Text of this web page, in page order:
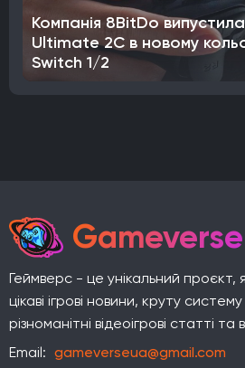
Компанія 8BitDo
Ultimate 2C в новому
Switch 1/2
Gameverse
Геймверс - це унікальний проєкт,
цікаві ігрові новини, круту
різноманітні відеоігрові статті
Email: gameverseua@gmail.com